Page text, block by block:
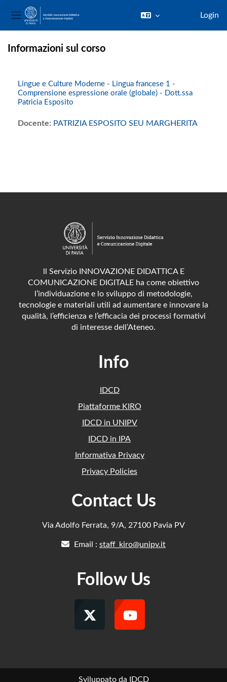
Pannello laterale
Login
Informazioni sul corso
Lingue e Culture Moderne - Lingua francese 1 -
Comprensione espressione orale (globale) - Dott.ssa
Patricia Esposito
Docente: PATRIZIA ESPOSITO SEU MARGHERITA
ll Servizio INNOVAZIONE DIDATTICA E
COMUNICAZIONE DIGITALE ha come obiettivo
l’individuazione e lo sviluppo di metodologie,
tecnologie e materiali utili ad aumentare e innovare la
qualità, l’efficienza e l’efficacia dei processi formativi
di interesse dell’Ateneo.
Info
IDCD
Piattaforme KIRO
IDCD in UNIPV
IDCD in IPA
Informativa Privacy
Privacy Policies
Contact Us
Via Adolfo Ferrata, 9/A, 27100 Pavia PV
Email : staff_kiro@unipv.it
Follow Us
Sviluppato da IDCD